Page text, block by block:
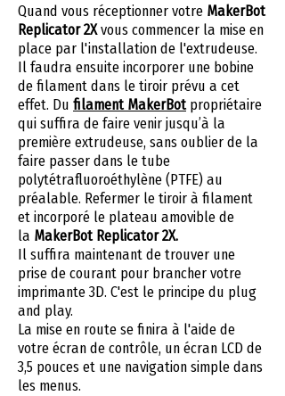
Quand vous réceptionner votre MakerBot
Replicator 2Xvous commencer la mise en
place par l'installation de l'extrudeuse.
Il faudra ensuite incorporer une bobine
de filament dans le tiroir prévu a cet
effet. Du filament MakerBotpropriétaire
qui suffira de faire venir jusqu’à la
première extrudeuse, sans oublier de la
faire passer dans le tube
polytétrafluoroéthylène (PTFE) au
préalable. Refermer le tiroir à filament
et incorporé le plateau amovible de
la MakerBot Replicator 2X.
Il suffira maintenant de trouver une
prise de courant pour brancher votre
imprimante 3D. C'est le principe du plug
and play.
La mise en route se finira à l'aide de
votre écran de contrôle, un écran LCD de
3,5 pouces et une navigation simple dans
les menus.